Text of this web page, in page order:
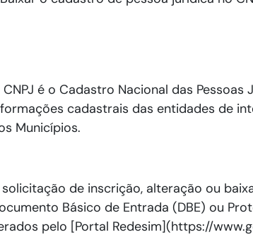
CNPJ é o Cadastro Nacional das
cadastrais das entidades de
Municípios.
de inscrição, alteração ou
Básico de Entrada (DBE) ou
pelo [Portal Redesim](https://